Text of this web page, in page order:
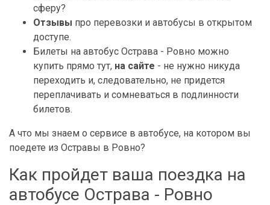
сферу?
Отзывы про перевозки и автобусы в открытом
доступе.
Билеты на автобус Острава - Ровно можно
купить прямо тут, на сайте - не нужно никуда
переходить и, следовательно, не придется
переплачивать и сомневаться в подлинности
билетов.
А что мы знаем о сервисе в автобусе, на котором вы
поедете из Остравы в Ровно?
Как пройдет ваша поездка на
автобусе Острава - Ровно